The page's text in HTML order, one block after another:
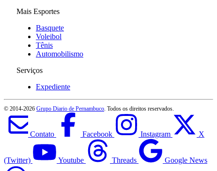
Mais Esportes
Basquete
Voleibol
Tênis
Automobilismo
Serviços
Expediente
© 2014-2026 Grupo Diario de Pernambuco. Todos os direitos reservados.
Contato Facebook Instagram X
(Twitter) Youtube Threads Google News